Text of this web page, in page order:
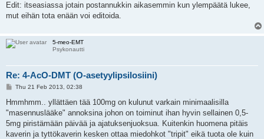
Edit: itseasiassa jotain postannukkin aikasemmin kun ylempäätä lukee,
mut eihän tota enään voi editoida.
5-meo-EMT
Psykonautti
Re: 4-AcO-DMT (O-asetyylipsilosiini)
P
s
Thu 21 Feb 2013, 02:38
Hmmhmm.. yllättäen tää 100mg on kulunut varkain minimaalisilla
"masennuslääke" annoksina johon on toiminut ihan hyvin sellainen 0,5-
5mg piristämään päivää ja ajatuksenjuoksua. Kuitenkin huomena pitäis
kaverin ja tyttökaverin kesken ottaa miedohkot "tripit" eikä tuota ole kuin